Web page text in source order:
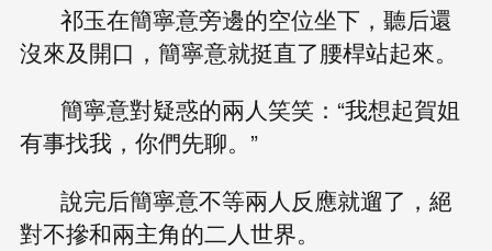
祁玉在簡寧意旁邊的空位坐下，聽后還
沒來及開口，簡寧意就挺直了腰桿站起來。
簡寧意對疑惑的兩人笑笑：“我想起賀姐
有事找我，你們先聊。”
說完后簡寧意不等兩人反應就遛了，絕
對不摻和兩主角的二人世界。